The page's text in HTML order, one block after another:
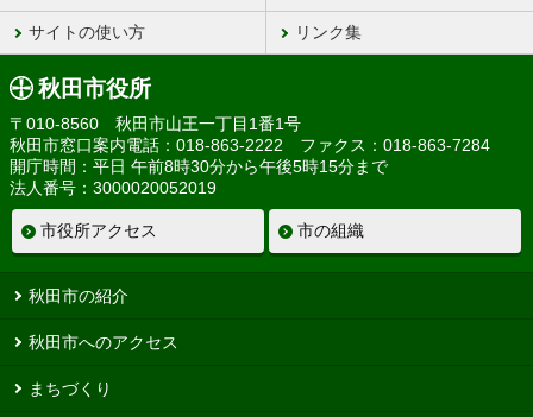
サイトの使い方 リンク集
秋田市役所
〒010-8560 秋田市山王一丁目1番1号
秋田市窓口案内電話：018-863-2222 ファクス：018-863-7284
開庁時間：平日 午前8時30分から午後5時15分まで
法人番号：3000020052019
市役所アクセス 市の組織
秋田市の紹介
秋田市へのアクセス
まちづくり